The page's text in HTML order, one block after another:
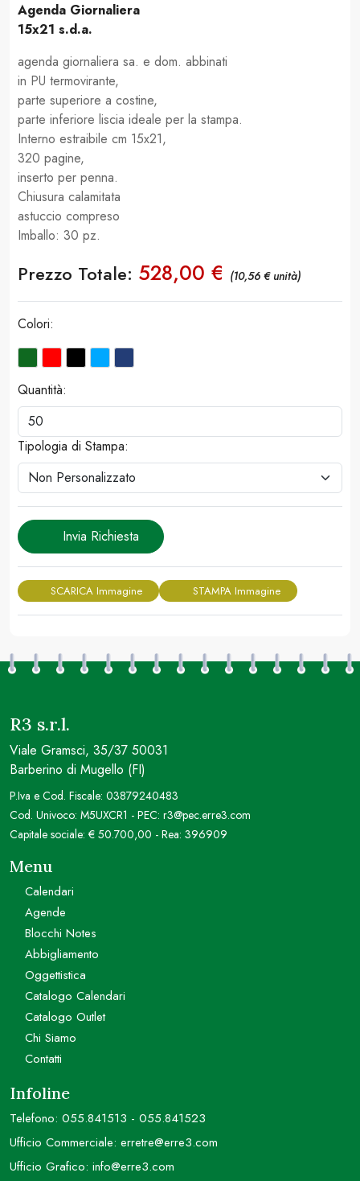
Agenda Giornaliera
15x21 s.d.a.
agenda giornaliera sa. e dom. abbinati
in PU termovirante,
parte superiore a costine,
parte inferiore liscia ideale per la stampa.
Interno estraibile cm 15x21,
320 pagine,
inserto per penna.
Chiusura calamitata
astuccio compreso
Imballo: 30 pz.
Prezzo Totale: 528,00 € (10,56 € unità)
Colori:
Quantità:
Tipologia di Stampa:
Invia Richiesta
SCARICA Immagine STAMPA Immagine
R3 s.r.l.
Viale Gramsci, 35/37 50031
Barberino di Mugello (FI)
P.Iva e Cod. Fiscale: 03879240483
Cod. Univoco: M5UXCR1 - PEC: r3@pec.erre3.com
Capitale sociale: € 50.700,00 - Rea: 396909
Menu
Calendari
Agende
Blocchi Notes
Abbigliamento
Oggettistica
Catalogo Calendari
Catalogo Outlet
Chi Siamo
Contatti
Infoline
Telefono: 055.841513 - 055.841523
Ufficio Commerciale: erretre@erre3.com
Ufficio Grafico: info@erre3.com